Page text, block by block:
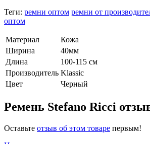
Теги: ремни оптом ремни от
оптом
Материал
Кожа
Ширина
40мм
Длина
100-115 см
Производитель Klassic
Цвет
Черный
Ремень Stefano Ricci
Оставьте отзыв об этом товаре первым!